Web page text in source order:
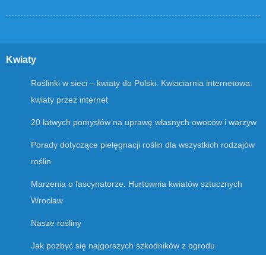
Kwiaty
Roślinki w sieci – kwiaty do Polski. Kwiaciarnia internetowa:
kwiaty przez internet
20 łatwych pomysłów na uprawę własnych owoców i warzyw
Porady dotyczące pielęgnacji roślin dla wszystkich rodzajów
roślin
Marzenia o fascynatorze. Hurtownia kwiatów sztucznych
Wrocław
Nasze rośliny
Jak pozbyć się najgorszych szkodników z ogrodu